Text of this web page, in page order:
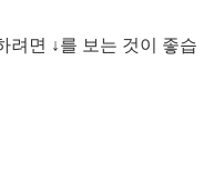
려면 ↓를 보는 것이 좋습